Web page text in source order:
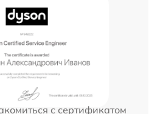
с сертификатом